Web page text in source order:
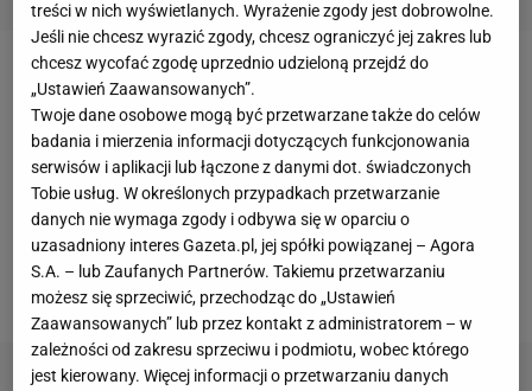
Rywalizacja Lecha Poznań z Rakowem
Częstochowa wzbudza zdecydowanie najwięcej
emocji w tym sezonie. Obie drużyny walczą ze sobą
o mistrzostwo Polski, a teraz zmierzą się także w
finalePucharu Polski, który odbędzie się na
Stadionie Narodowym już w poniedziałek 2 maja o
godzinie 16:00.
treści w nich wyświetlanych. Wyrażenie zgody jest dobrowolne.
Jeśli nie chcesz wyrazić zgody, chcesz ograniczyć jej zakres lub
chcesz wycofać zgodę uprzednio udzieloną przejdź do
„Ustawień Zaawansowanych”.
Twoje dane osobowe mogą być przetwarzane także do celów
badania i mierzenia informacji dotyczących funkcjonowania
serwisów i aplikacji lub łączone z danymi dot. świadczonych
Tobie usług. W określonych przypadkach przetwarzanie
danych nie wymaga zgody i odbywa się w oparciu o
uzasadniony interes Gazeta.pl, jej spółki powiązanej – Agora
S.A. – lub Zaufanych Partnerów. Takiemu przetwarzaniu
możesz się sprzeciwić, przechodząc do „Ustawień
Zaawansowanych” lub przez kontakt z administratorem – w
zależności od zakresu sprzeciwu i podmiotu, wobec którego
jest kierowany. Więcej informacji o przetwarzaniu danych